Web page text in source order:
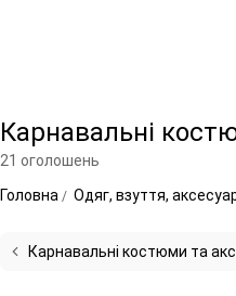
Карнавальні
21 оголошень
Головна
Одяг, взуття,
Карнавальні костюми та